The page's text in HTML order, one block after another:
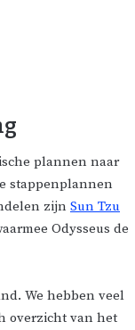
plannen naar
stappenplannen
zijn Sun Tzu
Odysseus de
We hebben veel
overzicht van het